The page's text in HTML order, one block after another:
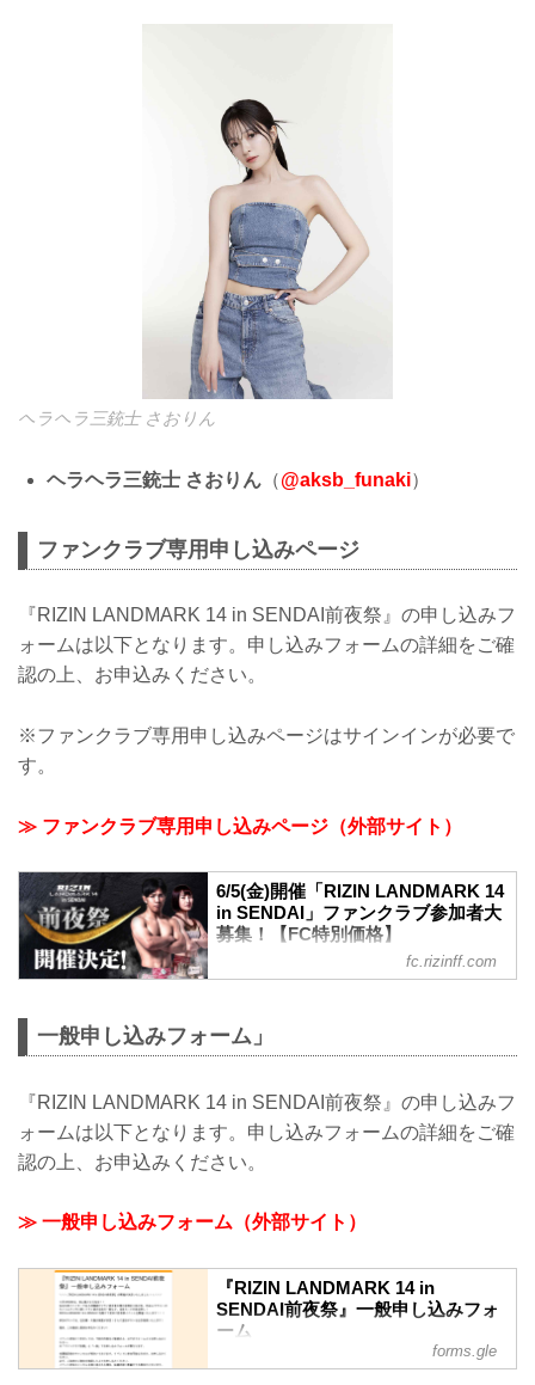
ヘラヘラ三銃士 さおりん
ヘラヘラ三銃士 さおりん （@aksb_funaki）
ファンクラブ専用申し込みページ
『RIZIN LANDMARK 14 in SENDAI前夜祭』の申し込みフ
ォームは以下となります。申し込みフォームの詳細をご確
認の上、お申込みください。
※ファンクラブ専用申し込みページはサインインが必要で
す。
≫ ファンクラブ専用申し込みページ（外部サイト）
6/5(金)開催「RIZIN LANDMARK 14
in SENDAI」ファンクラブ参加者大
募集！【FC特別価格】
6月5日(金)仙台市内某所にて「RIZIN
ラブ会員様は特別価格にてご参加いただ
けます！ ※当イベントは抽選にて参加者
い特別なひとときを、ぜひお楽しみくだ
さい。たくさんのご応募をお待ちしてお
ります！ RIZIN LANDMARK 14 in
SENDAI 前夜祭 ■開催日時 2026年6月5
所 仙台市内（...
fc.rizinff.com
一般申し込みフォーム」
『RIZIN LANDMARK 14 in SENDAI前夜祭』の申し込みフ
ォームは以下となります。申し込みフォームの詳細をご確
認の上、お申込みください。
≫ 一般申し込みフォーム（外部サイト）
『RIZIN LANDMARK 14 in
SENDAI前夜祭』一般申し込みフォ
ーム
＼＼＼『RIZIN LANDMARK 14 in
forms.gle